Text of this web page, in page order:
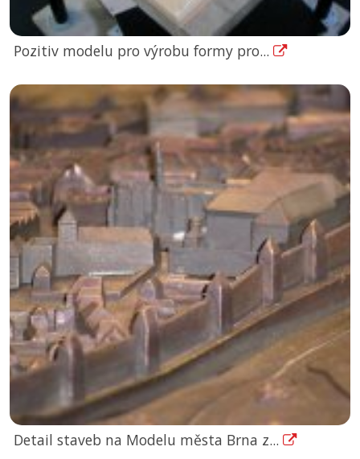
Pozitiv modelu pro výrobu formy pro...
Detail staveb na Modelu města Brna z...